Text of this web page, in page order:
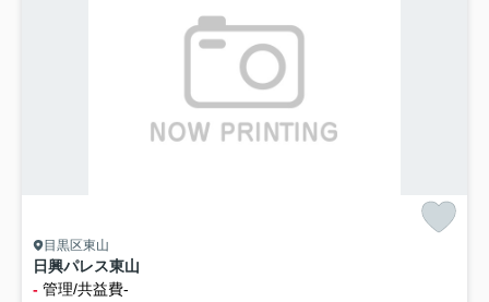
目黒区東山
日興パレス東山
- 管理/共益費-